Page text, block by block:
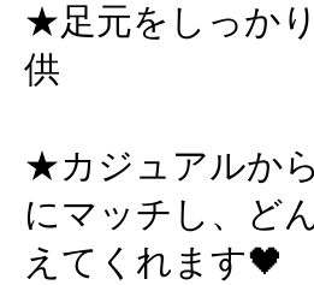
★足元をしっか
供
★カジュアルか
にマッチし、ど
えてくれます🖤